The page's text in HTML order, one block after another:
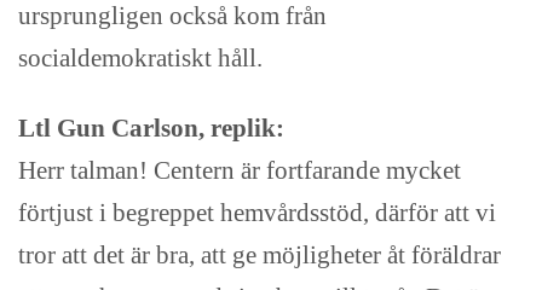
ursprungligen också kom från
socialdemokratiskt håll.
Ltl Gun Carlson, replik:
Herr talman! Centern är fortfarande mycket
förtjust i begreppet hemvårdsstöd, därför att vi
tror att det är bra, att ge möjligheter åt föräldrar